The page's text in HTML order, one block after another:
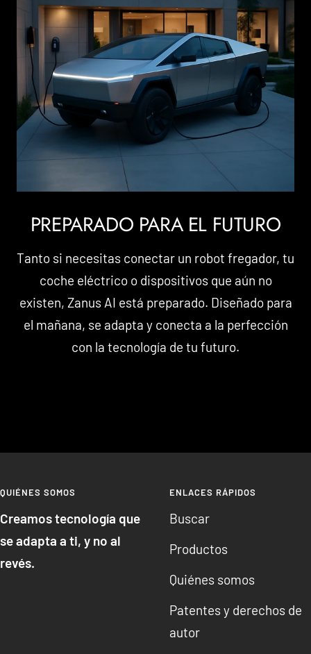
PREPARADO PARA EL FUTURO
Tanto si necesitas conectar un robot fregador, tu
coche eléctrico o dispositivos que aún no
existen, Zanus AI está preparado. Diseñado para
el mañana, se adapta y conecta a la perfección
con la tecnología de tu futuro.
QUIÉNES SOMOS
Creamos tecnología que
se adapta a ti, y no al
revés.
ENLACES RÁPIDOS
Buscar
Productos
Quiénes somos
Patentes y derechos de
autor